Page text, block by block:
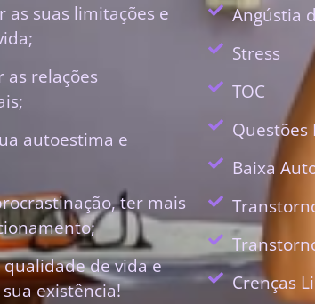
as suas limitações e
as relações
autoestima e
ter mais
de vida e
existência!
Angústia
Stress
TOC
Questões
Baixa
Crenças